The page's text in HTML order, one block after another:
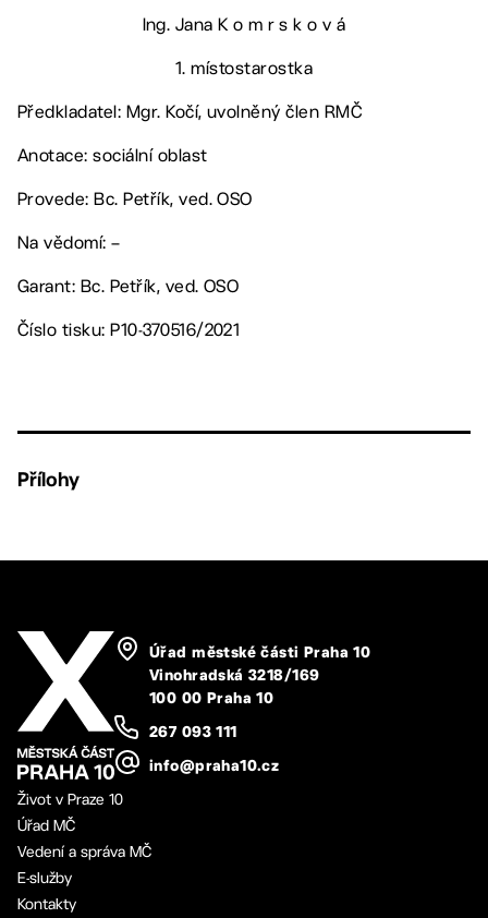
Ing. Jana K o m r s k o v á
1. místostarostka
Předkladatel: Mgr. Kočí, uvolněný člen RMČ
Anotace: sociální oblast
Provede: Bc. Petřík, ved. OSO
Na vědomí: –
Garant: Bc. Petřík, ved. OSO
Číslo tisku: P10-370516/2021
Přílohy
Úřad městské části Praha 10
Vinohradská 3218/169
100 00 Praha 10
267 093 111
info@praha10.cz
Život v Praze 10
Úřad MČ
Vedení a správa MČ
E-služby
Kontakty